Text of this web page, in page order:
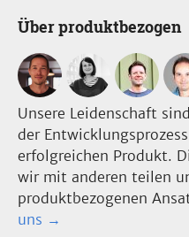
Über produktbezogen
Unsere Leidenschaft
der
erfolgreichen Produkt.
wir mit anderen teilen
produktbezogenen
uns →